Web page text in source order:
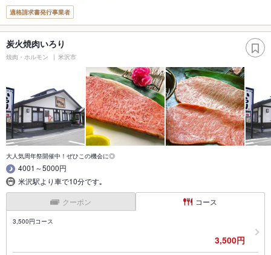
適格請求書発行事業者
炭火焼肉いろり
焼肉・ホルモン 米沢市
大人気周年祭開催中！ぜひこの機会に◎
4001～5000円
米沢駅より車で10分です｡
クーポン コース
3,500円コース
3,500円